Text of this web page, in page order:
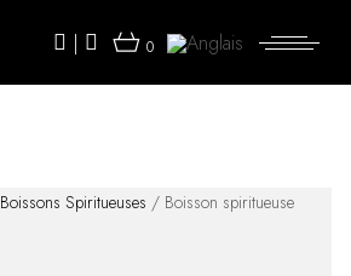
| 0
Boissons Spiritueuses / Boisson spiritueuse